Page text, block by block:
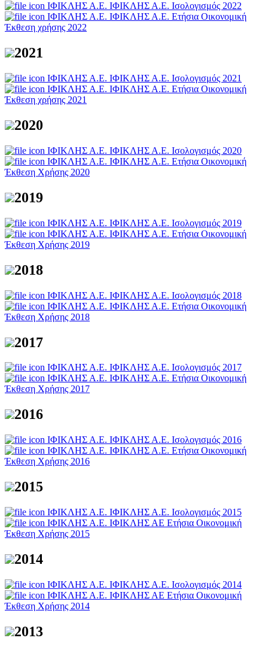
ΙΦΙΚΛΗΣ Α.Ε. ΙΦΙΚΛΗΣ Α.Ε. Ισολογισμός 2022
ΙΦΙΚΛΗΣ Α.Ε. ΙΦΙΚΛΗΣ Α.Ε. Ετήσια Οικονομική
Έκθεση χρήσης 2022
2021
ΙΦΙΚΛΗΣ Α.Ε. ΙΦΙΚΛΗΣ Α.Ε. Ισολογισμός 2021
ΙΦΙΚΛΗΣ Α.Ε. ΙΦΙΚΛΗΣ Α.Ε. Ετήσια Οικονομική
Έκθεση χρήσης 2021
2020
ΙΦΙΚΛΗΣ Α.Ε. ΙΦΙΚΛΗΣ Α.Ε. Ισολογισμός 2020
ΙΦΙΚΛΗΣ Α.Ε. ΙΦΙΚΛΗΣ Α.Ε. Ετήσια Οικονομική
Έκθεση Xρήσης 2020
2019
ΙΦΙΚΛΗΣ Α.Ε. ΙΦΙΚΛΗΣ Α.Ε. Ισολογισμός 2019
ΙΦΙΚΛΗΣ Α.Ε. ΙΦΙΚΛΗΣ Α.Ε. Ετήσια Οικονομική
Έκθεση Xρήσης 2019
2018
ΙΦΙΚΛΗΣ Α.Ε. ΙΦΙΚΛΗΣ Α.Ε. Ισολογισμός 2018
ΙΦΙΚΛΗΣ Α.Ε. ΙΦΙΚΛΗΣ Α.Ε. Ετήσια Οικονομική
Έκθεση Xρήσης 2018
2017
ΙΦΙΚΛΗΣ Α.Ε. ΙΦΙΚΛΗΣ Α.Ε. Ισολογισμός 2017
ΙΦΙΚΛΗΣ Α.Ε. ΙΦΙΚΛΗΣ Α.Ε. Ετήσια Οικονομική
Έκθεση Xρήσης 2017
2016
ΙΦΙΚΛΗΣ Α.Ε. ΙΦΙΚΛΗΣ Α.Ε. Ισολογισμός 2016
ΙΦΙΚΛΗΣ Α.Ε. ΙΦΙΚΛΗΣ Α.Ε. Ετήσια Οικονομική
Έκθεση Xρήσης 2016
2015
ΙΦΙΚΛΗΣ Α.Ε. ΙΦΙΚΛΗΣ Α.Ε. Ισολογισμός 2015
ΙΦΙΚΛΗΣ Α.Ε. ΙΦΙΚΛΗΣ ΑΕ Ετήσια Οικονομική
Έκθεση Χρήσης 2015
2014
ΙΦΙΚΛΗΣ Α.Ε. ΙΦΙΚΛΗΣ Α.Ε. Ισολογισμός 2014
ΙΦΙΚΛΗΣ Α.Ε. ΙΦΙΚΛΗΣ ΑΕ Ετήσια Οικονομική
Έκθεση Χρήσης 2014
2013